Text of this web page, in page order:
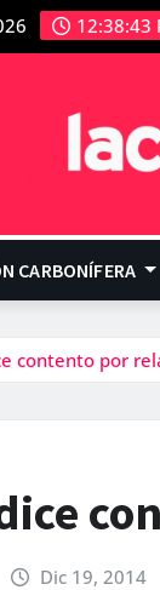
12:38:44
CARBONÍFERA
contento por
Dic 19, 2014